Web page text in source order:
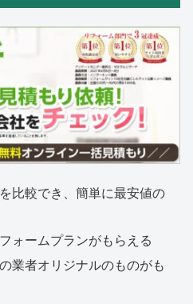
比較でき、簡単に最安値の
ォームプランがもらえる
業者オリジナルのものがも